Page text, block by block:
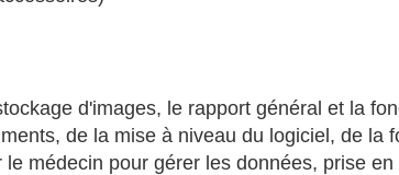
d'images, le rapport général et la
de la mise à niveau du logiciel, de la
médecin pour gérer les données, prise